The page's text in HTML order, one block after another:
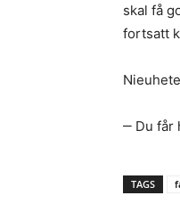
skal få
fortsatt
‒ Du får
TAGS